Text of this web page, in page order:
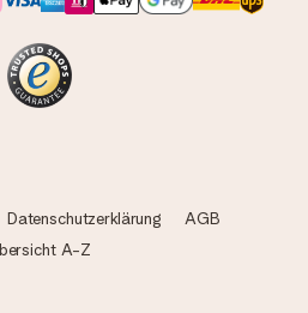
Datenschutzerklärung
AGB
A-Z